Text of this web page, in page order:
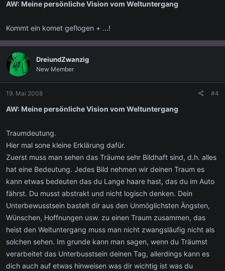
AW: Meine persönliche Vision vom Weltuntergang
Kommt ein komet geflogen + ...!
DreiundZwanzig
New Member
19. Mai 2008 #4
AW: Meine persönliche Vision vom Weltuntergang
Traumdeutung.
Hier mal sone kleine Erklärung dafür.
Zuerst muss man sehen das Träume sehr Bildhaft sind, d.h. alles
hat eine Bedeutung. Jedes Bild nehmen wir deinen Traum es
kann etwas bedeuten das du Lange haare hast, das du im Auto
fährst. Du musst abstrakt und nicht logisch denken. Dein
Unterbewusstsein bastelt dir aus den Unmöglichsten Ängsten,
Wünschen, Hoffnungen usw. zu einen Traum zusammen, das
heist den Weltuntergang muss man nicht zwangsläufig nicht als
solchen sehen. Im grunde kann man sagen, wenn du Träumst
verarbeitet das Unterbusstsein deinen Tag, allerdings kann es
dich auch auf etwas hinweisen was dir wichtig ist was du